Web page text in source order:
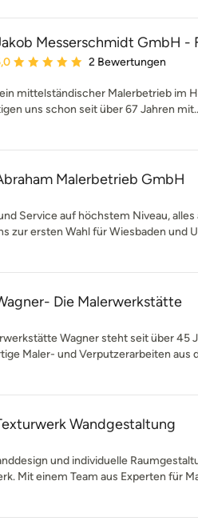
Messerschmidt GmbH -
Bewertung: 5 von 5
2 Bewertungen
mittelständischer Malerbetrieb im
uns schon seit über 67 Jahren
Malerbetrieb GmbH
Service auf höchstem Niveau, alles
zur ersten Wahl für Wiesbaden und
Die Malerwerkstätte
Wagner steht seit über 45
Maler- und Verputzerarbeiten aus
Wandgestaltung
und individuelle
Mit einem Team aus Experten für